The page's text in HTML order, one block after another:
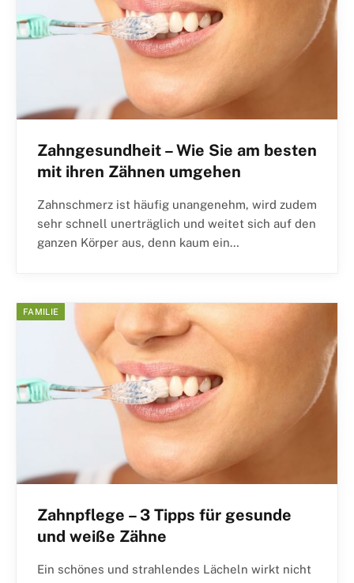
Zahngesundheit – Wie Sie am besten
mit ihren Zähnen umgehen
Zahnschmerz ist häufig unangenehm, wird zudem
sehr schnell unerträglich und weitet sich auf den
ganzen Körper aus, denn kaum ein…
FAMILIE
Zahnpflege – 3 Tipps für gesunde
und weiße Zähne
Ein schönes und strahlendes Lächeln wirkt nicht